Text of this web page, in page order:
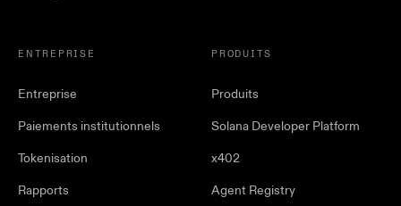
ENTREPRISE
Entreprise
Paiements institutionnels
Tokenisation
Rapports
PRODUITS
Produits
Solana Developer Platform
x402
Agent Registry